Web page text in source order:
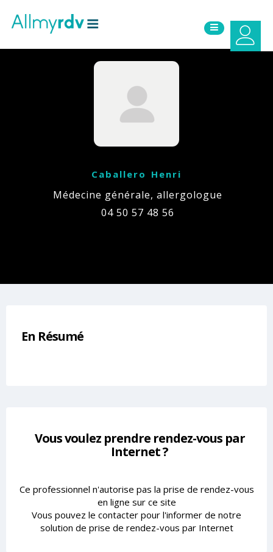
Caballero Henri
Médecine générale, allergologue
04 50 57 48 56
En Résumé
Vous voulez prendre rendez-vous par
Internet ?
Ce professionnel n'autorise pas la prise de rendez-vous
en ligne sur ce site
Vous pouvez le contacter pour l'informer de notre
solution de prise de rendez-vous par Internet